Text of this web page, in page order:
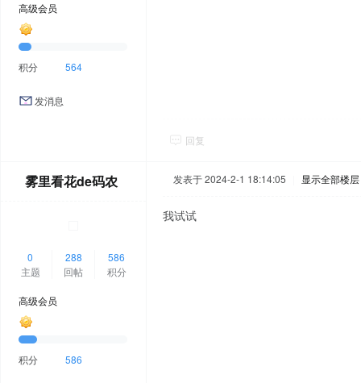
高级会员
积分 564
发消息
回复
雾里看花de码农
0
主题
288
回帖
586
积分
高级会员
积分 586
发表于 2024-2-1 18:14:05 显示全部楼层
我试试